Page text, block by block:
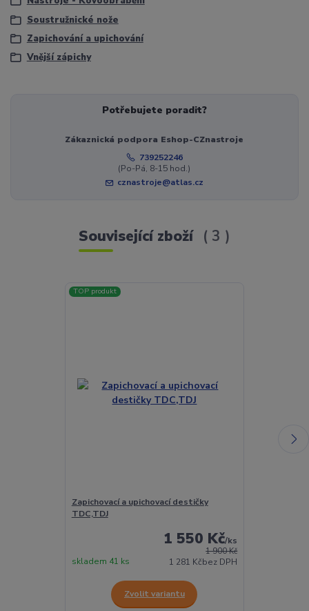
Soustružnické nože
Zapichování a upichování
Vnější zápichy
Potřebujete poradit?
Zákaznická podpora Eshop-CZnastroje
739252246
(Po-Pá, 8-15 hod.)
cznastroje@atlas.cz
Související zboží 3
TOP produkt
Zapichovací a upichovací destičky
TDC,TDJ
1 900 Kč
1 550 Kč/ks
1 281 Kčbez DPH
skladem 41 ks
Zvolit variantu